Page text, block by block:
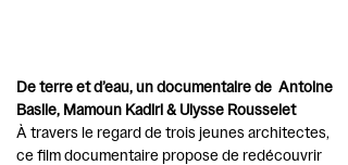
De terre et d’eau, un documentaire de Antoine
Basile, Mamoun Kadiri & Ulysse Rousselet
À travers le regard de trois jeunes architectes,
ce film documentaire propose de redécouvrir